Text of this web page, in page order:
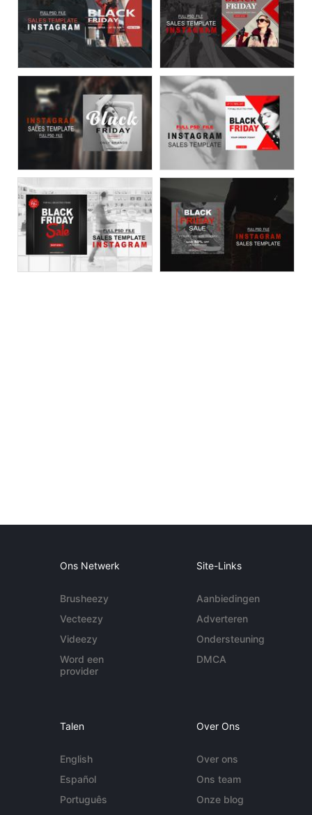
Ons Netwerk
Brusheezy
Vecteezy
Videezy
Word een
provider
Site-Links
Aanbiedingen
Adverteren
Ondersteuning
DMCA
Talen
English
Español
Português
Over Ons
Over ons
Ons team
Onze blog